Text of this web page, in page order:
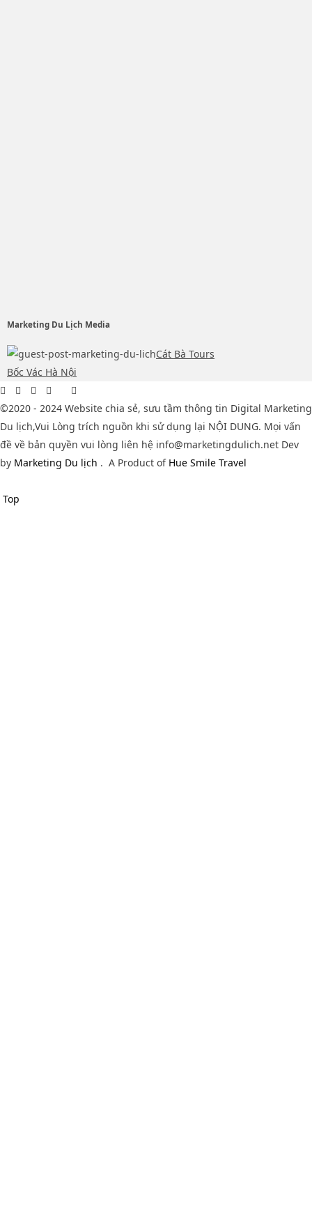
Marketing Du Lịch Media
Cát Bà Tours
Bốc Vác Hà Nội
©2020 - 2024 Website chia sẻ, sưu tầm thông tin Digital Marketing
Du lịch,Vui Lòng trích nguồn khi sử dụng lại NỘI DUNG. Mọi vấn
đề về bản quyền vui lòng liên hệ info@marketingdulich.net Dev
by Marketing Du lịch . A Product of Hue Smile Travel
Top